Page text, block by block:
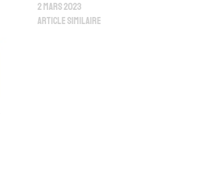
2 mars 2023
Article similaire